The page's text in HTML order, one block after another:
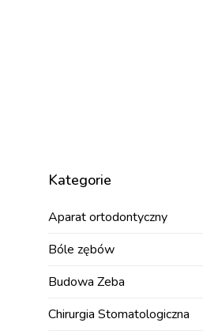
Kategorie
Aparat ortodontyczny
Bóle zębów
Budowa Zeba
Chirurgia Stomatologiczna